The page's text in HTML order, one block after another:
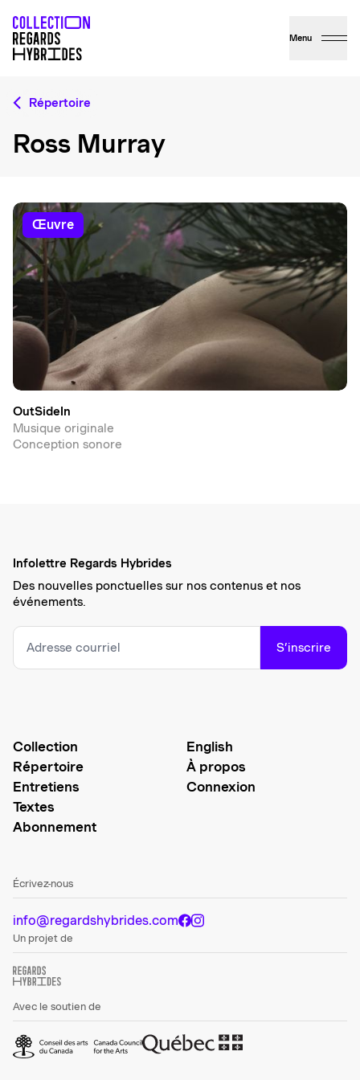
Menu
Répertoire
Ross Murray
œuvre
OutSideIn
Musique originale
Conception sonore
Infolettre Regards Hybrides
Des nouvelles ponctuelles sur nos contenus et nos
événements.
S’inscrire
Collection
Répertoire
Entretiens
Textes
Abonnement
English
À propos
Connexion
Écrivez-nous
info@regardshybrides.com
Un projet de
Avec le soutien de